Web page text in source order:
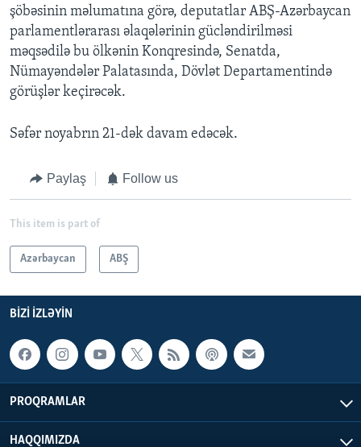
şöbəsinin məlumatına görə, deputatlar ABŞ-Azərbaycan
parlamentlərarası əlaqələrinin gücləndirilməsi
məqsədilə bu ölkənin Konqresində, Senatda,
Nümayəndələr Palatasında, Dövlət Departamentində
görüşlər keçirəcək.
Səfər noyabrın 21-dək davam edəcək.
Paylaş Follow us
This item is part of
Azərbaycan ABŞ
BIZI IZLƏYIN
PROQRAMLAR
HAQQIMIZDA